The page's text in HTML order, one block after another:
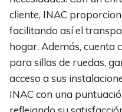
cliente, INAC
facilitando así el
hogar. Además, cuenta
para sillas de ruedas,
acceso a sus
INAC con una